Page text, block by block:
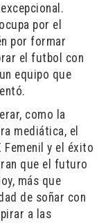
por el
por formar
el futbol con
equipo que
como la
mediática, el
y el éxito
que el futuro
más que
de soñar con
a las